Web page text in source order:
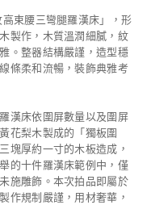
束腰三彎腿羅漢床」，形
製作，木質溫潤細膩，紋
。整器結構嚴謹，造型穩
條柔和流暢，裝飾典雅考
漢床依圍屏數量以及圍屏
花梨木製成的「獨板圍
塊厚約一寸的木板造成，
的十件羅漢床範例中，僅
施雕飾。本次拍品即屬於
作規制嚴謹，用材奢華，